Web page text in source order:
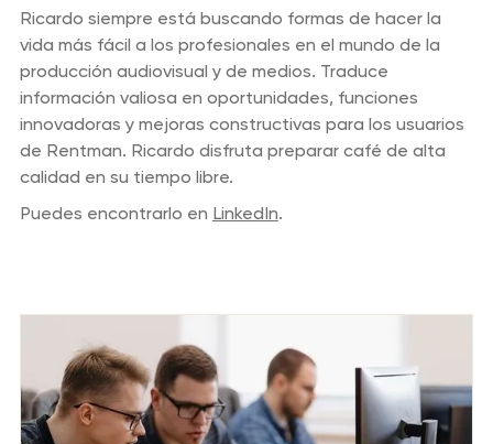
Ricardo siempre está buscando formas de hacer la
vida más fácil a los profesionales en el mundo de la
producción audiovisual y de medios. Traduce
información valiosa en oportunidades, funciones
innovadoras y mejoras constructivas para los usuarios
de Rentman. Ricardo disfruta preparar café de alta
calidad en su tiempo libre.
Puedes encontrarlo en LinkedIn.